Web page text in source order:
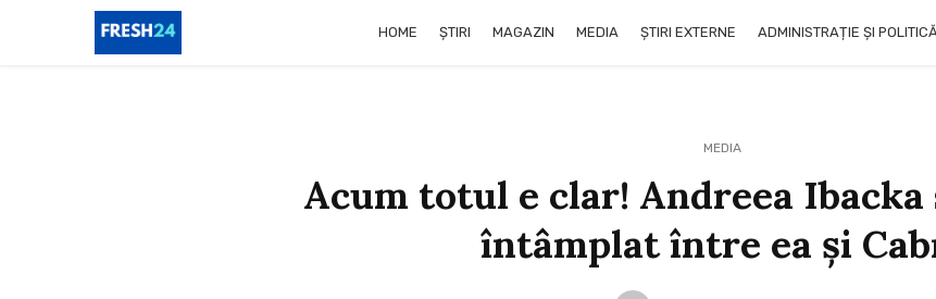
HOME ȘTIRI MAGAZIN MEDIA ȘTIRI EXTERNE ADMINISTRAȚIE ȘI
MEDIA
Acum totul e clar! Andreea Ibacka
întâmplat între ea și